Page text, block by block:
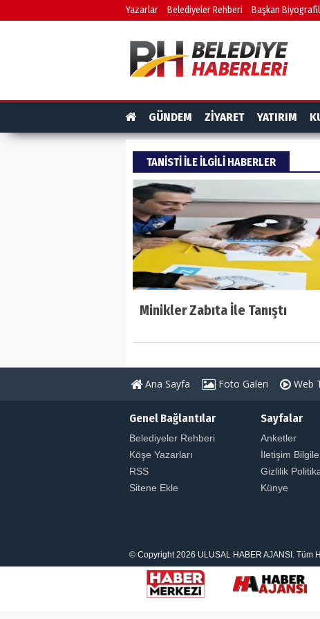
Yazarlar Belediyeler Rehberi Başkan
GÜNDEM ZİYARET YATIRIM
TANISTI ILE ILGILI HABERLER
Minikler Zabıta İle Tanıştı
Ana Sayfa Foto Galeri Web
Genel Bağlantılar
Belediyeler Rehberi
Köşe Yazarları
RSS
Sitene Ekle
Sayfalar
Anketler
İletişim
Gizlilik
Künye
© Copyright 2026 ULUSAL HABER AJANSI. Tüm